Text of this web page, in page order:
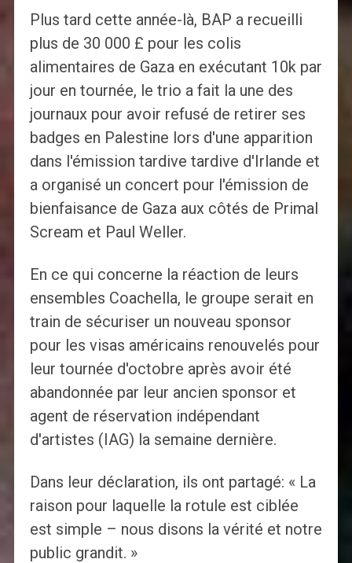
Plus tard cette année-là, BAP a recueilli
plus de 30 000 £ pour les colis
alimentaires de Gaza en exécutant 10k par
jour en tournée, le trio a fait la une des
journaux pour avoir refusé de retirer ses
badges en Palestine lors d'une apparition
dans l'émission tardive tardive d'Irlande et
a organisé un concert pour l'émission de
bienfaisance de Gaza aux côtés de Primal
Scream et Paul Weller.
En ce qui concerne la réaction de leurs
ensembles Coachella, le groupe serait en
train de sécuriser un nouveau sponsor
pour les visas américains renouvelés pour
leur tournée d'octobre après avoir été
abandonnée par leur ancien sponsor et
agent de réservation indépendant
d'artistes (IAG) la semaine dernière.
Dans leur déclaration, ils ont partagé: « La
raison pour laquelle la rotule est ciblée
est simple – nous disons la vérité et notre
public grandit. »